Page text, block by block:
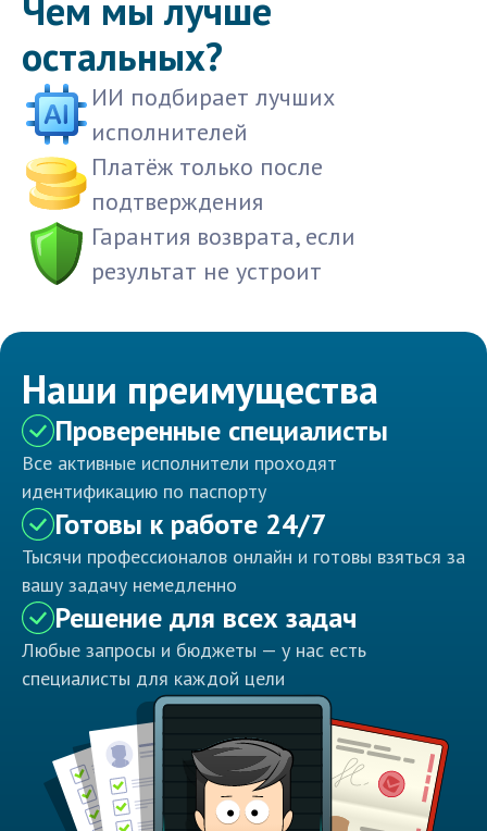
Чем мы лучше
остальных?
ИИ подбирает лучших
исполнителей
Платёж только после
подтверждения
Гарантия возврата, если
результат не устроит
Наши преимущества
Проверенные специалисты
Все активные исполнители проходят
идентификацию по паспорту
Готовы к работе 24/7
Тысячи профессионалов онлайн и готовы взяться за
вашу задачу немедленно
Решение для всех задач
Любые запросы и бюджеты — у нас есть
специалисты для каждой цели